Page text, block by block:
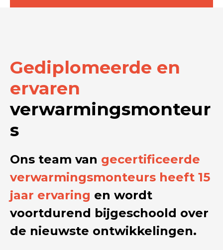
Gediplomeerde en
ervaren
verwarmingsmonteur
s
Ons team van gecertificeerde
verwarmingsmonteurs heeft 15
jaar ervaring en wordt
voortdurend bijgeschoold over
de nieuwste ontwikkelingen.